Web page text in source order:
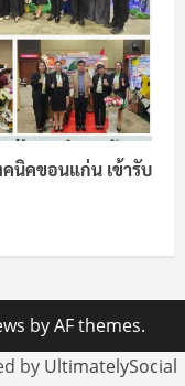
นิคขอนแก่น เข้ารับ
by AF themes.
by UltimatelySocial